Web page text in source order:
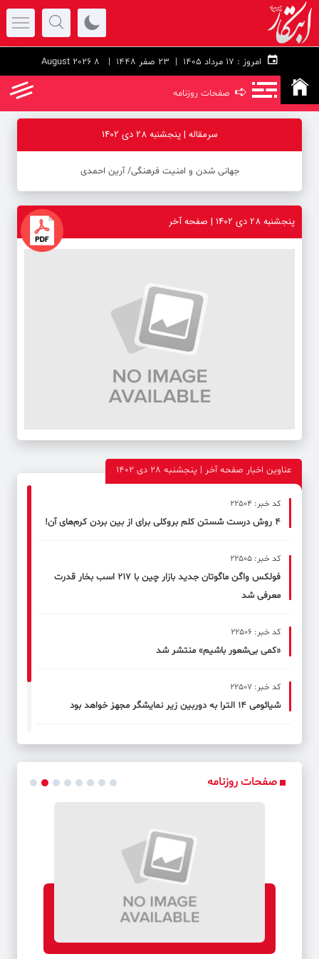
امروز : 23 صفر 1448 | 8 August 2026
➪ صفحات روزنامه
سرمقاله | پنجشنبه 28 دی 1402
جهانی شدن و امنیت فرهنگی/ آرین احمدی
پنجشنبه 28 دی 1402 | صفحه آخر
عناوین اخبار صفحه آخر | پنجشنبه 28 دی 1402
کد خبر: 22504
۴ روش درست شستن کلم بروکلی برای از بین بردن کرم‌های آن!
کد خبر: 22505
فولکس‌ واگن ماگوتان جدید بازار چین با ۲۱۷ اسب بخار قدرت
معرفی شد
کد خبر: 22506
«کمی بی‌شعور باشیم» منتشر شد
کد خبر: 22507
شیائومی ۱۴ الترا به دوربین زیر نمایشگر مجهز خواهد بود
کد خبر: 22508
دانشمند ایرانی یک سیگنال رادیویی مرموز را در خوشه ستاره‌ای
باستانی کشف کرد
صفحات روزنامه